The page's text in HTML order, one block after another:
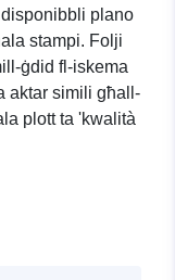
plano
stampi. Folji
ġdid fl-iskema
aktar simili għall-
plott ta 'kwalità